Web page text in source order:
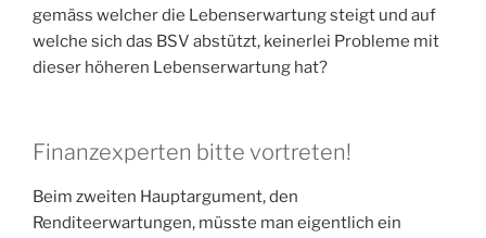
gemäss welcher die Lebenserwartung steigt und auf
welche sich das BSV abstützt, keinerlei Probleme mit
dieser höheren Lebenserwartung hat?
Finanzexperten bitte vortreten!
Beim zweiten Hauptargument, den
Renditeerwartungen, müsste man eigentlich ein